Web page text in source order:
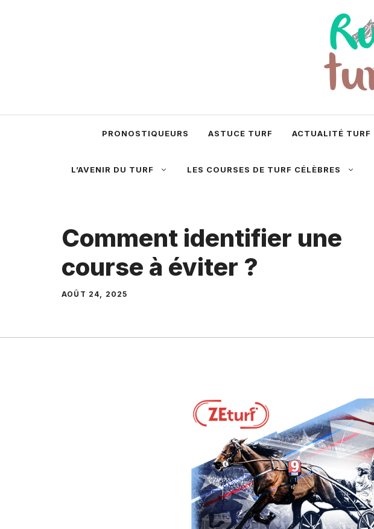
PRONOSTIQUEURS ASTUCE TURF ACTUALITÉ TURF
L’AVENIR DU TURF LES COURSES DE TURF CÉLÈBRES
Comment identifier une
course à éviter ?
AOÛT 24, 2025